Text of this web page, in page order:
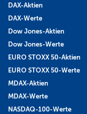
DAX-Aktien
DAX-Werte
Dow Jones-Aktien
Dow Jones-Werte
EURO STOXX 50-Aktien
EURO STOXX 50-Werte
MDAX-Aktien
MDAX-Werte
NASDAQ-100-Werte